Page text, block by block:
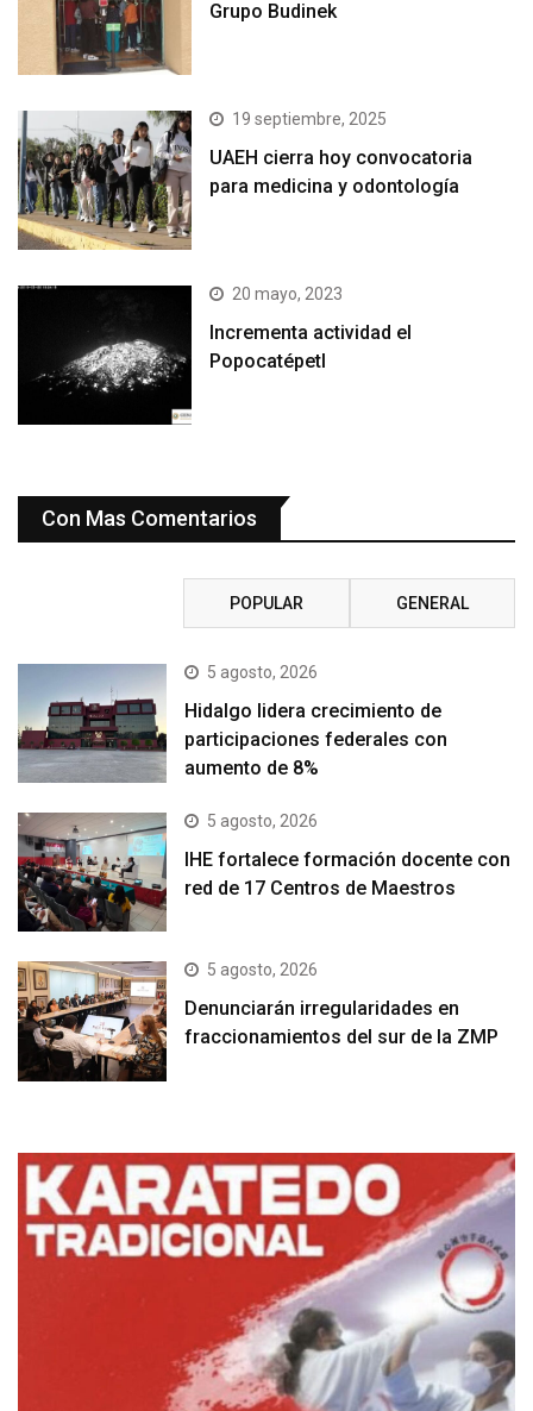
Grupo Budinek
19 septiembre, 2025
UAEH cierra hoy convocatoria
para medicina y odontología
20 mayo, 2023
Incrementa actividad el
Popocatépetl
Con Mas Comentarios
POPULAR GENERAL
5 agosto, 2026
Hidalgo lidera crecimiento de
participaciones federales con
aumento de 8%
5 agosto, 2026
IHE fortalece formación docente con
red de 17 Centros de Maestros
5 agosto, 2026
Denunciarán irregularidades en
fraccionamientos del sur de la ZMP